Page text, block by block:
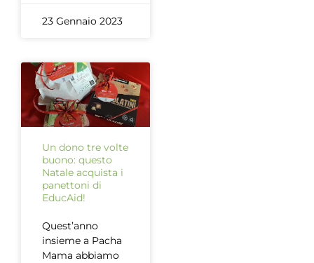
23 Gennaio 2023
Un dono tre volte
buono: questo
Natale acquista i
panettoni di
EducAid!
Quest’anno
insieme a Pacha
Mama abbiamo